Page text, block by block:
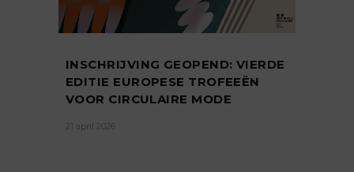
INSCHRIJVING GEOPEND: VIERDE
EDITIE EUROPESE TROFEEËN
VOOR CIRCULAIRE MODE
21 april 2026